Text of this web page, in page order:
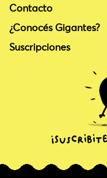
Contacto
¿Conocés Gigantes?
Suscripciones